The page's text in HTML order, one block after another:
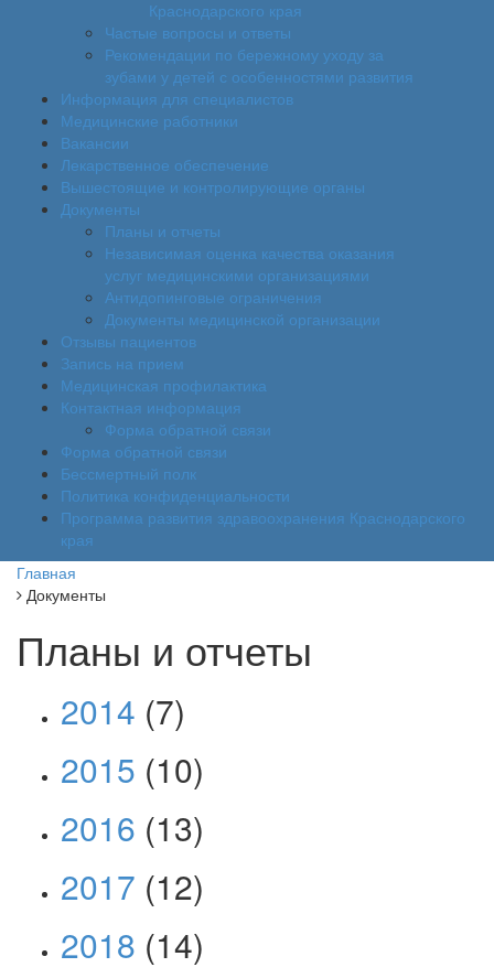
Краснодарского края
Частые вопросы и ответы
Рекомендации по бережному уходу за
зубами у детей с особенностями развития
Информация для специалистов
Медицинские работники
Вакансии
Лекарственное обеспечение
Вышестоящие и контролирующие органы
Документы
Планы и отчеты
Независимая оценка качества оказания
услуг медицинскими организациями
Антидопинговые ограничения
Документы медицинской организации
Отзывы пациентов
Запись на прием
Медицинская профилактика
Контактная информация
Форма обратной связи
Форма обратной связи
Бессмертный полк
Политика конфиденциальности
Программа развития здравоохранения Краснодарского
края
Главная
Документы
Планы и отчеты
2014 (7)
2015 (10)
2016 (13)
2017 (12)
2018 (14)